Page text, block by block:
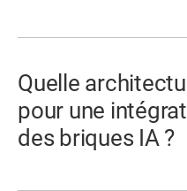
Quelle
pour une
des briques IA ?